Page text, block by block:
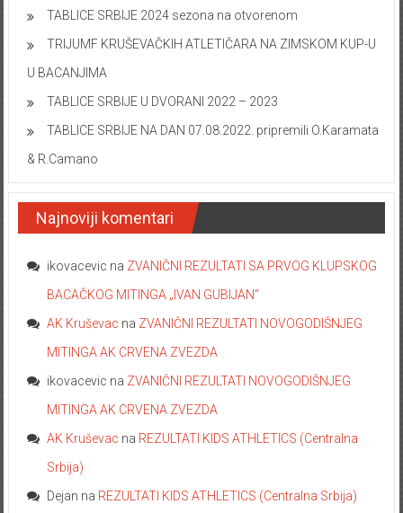
TABLICE SRBIJE 2024 sezona na otvorenom
TRIJUMF KRUŠEVAČKIH ATLETIČARA NA ZIMSKOM KUP-U
U BACANJIMA
TABLICE SRBIJE U DVORANI 2022 – 2023
TABLICE SRBIJE NA DAN 07.08.2022. pripremili O.Karamata
& R.Camano
Najnoviji komentari
ikovacevic na ZVANIČNI REZULTATI SA PRVOG KLUPSKOG
BACAČKOG MITINGA „IVAN GUBIJAN“
AK Kruševac na ZVANIČNI REZULTATI NOVOGODIŠNJEG
MITINGA AK CRVENA ZVEZDA
ikovacevic na ZVANIČNI REZULTATI NOVOGODIŠNJEG
MITINGA AK CRVENA ZVEZDA
AK Kruševac na REZULTATI KIDS ATHLETICS (Centralna
Srbija)
Dejan na REZULTATI KIDS ATHLETICS (Centralna Srbija)